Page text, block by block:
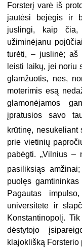
Forsterį varė iš
jautėsi bejėgis ir
juslingi, kaip
užiminėjanu
turėti, – juslinė; aš
leisti laikų, jei noriu
glamžuotis, nes,
moterimis esą
glamonėjamos
įpratusios savo
krūtinę, nesukeliant
prie vietinių
pabėgti. „Vilnius –
pasiliksiąs
puolęs
Pagautas
universitete ir
Kons­tantinopolį.
dėstytojo
klajoklišką Forsterio